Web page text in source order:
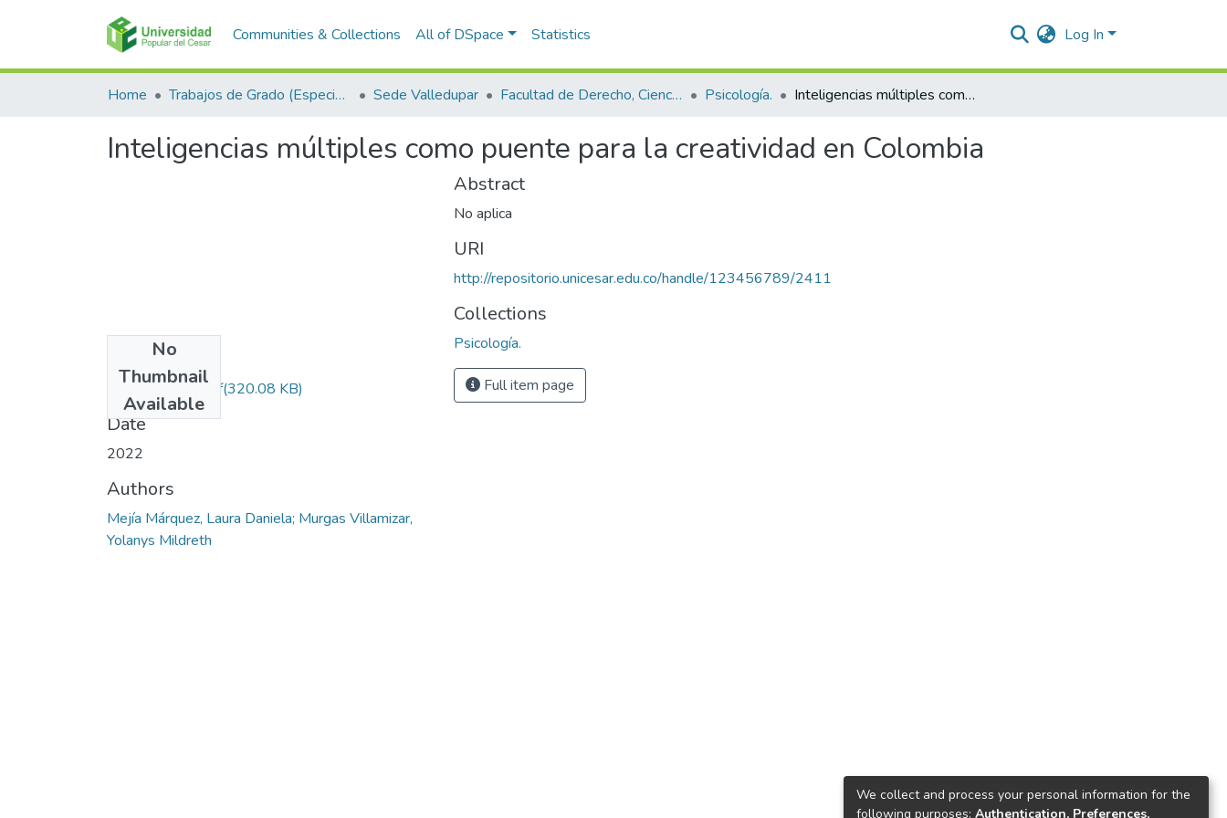
Communities & Collections All of DSpace Statistics Log In
Home Trabajos de Grado (Especializaciones y Pregrados) Sede Valledupar Facultad de Derecho, Ciencias Políticas y Sociales. Psicología. Inteligencias múltiples como puente para la creatividad en Colombia
Inteligencias múltiples como puente para la creatividad en Colombia
No
Thumbnail
Available
Monografia v2.pdf(320.08 KB)
Date
2022
Authors
Mejía Márquez, Laura Daniela; Murgas Villamizar,
Yolanys Mildreth
Abstract
No aplica
URI
http://repositorio.unicesar.edu.co/handle/123456789/2411
Collections
Psicología.
Full item page
We collect and process your personal information for the
following purposes: Authentication, Preferences,